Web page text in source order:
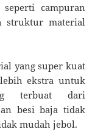
campuran
struktur material
yang super kuat
ekstra untuk
terbuat dari
besi baja tidak
mudah jebol.